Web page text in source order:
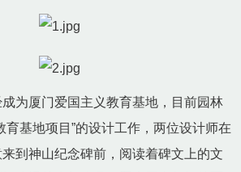
厦门爱国主义教育基地，目前园林
育基地项目”的设计工作，两位设计师在
到神山纪念碑前，阅读着碑文上的文